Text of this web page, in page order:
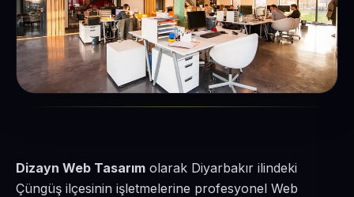
Dizayn Web Tasarım olarak Diyarbakır ilindeki
Çüngüş ilçesinin işletmelerine profesyonel Web